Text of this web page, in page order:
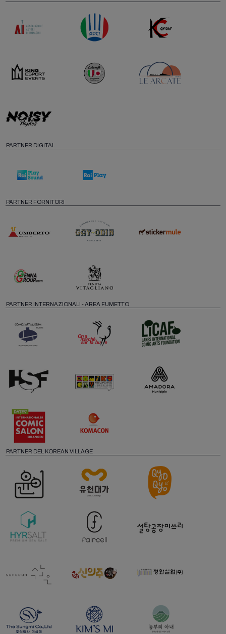
PARTNER DIGITAL
PARTNER FORNITORI
PARTNER INTERNAZIONALI - AREA FUMETTO
PARTNER DEL KOREAN VILLAGE